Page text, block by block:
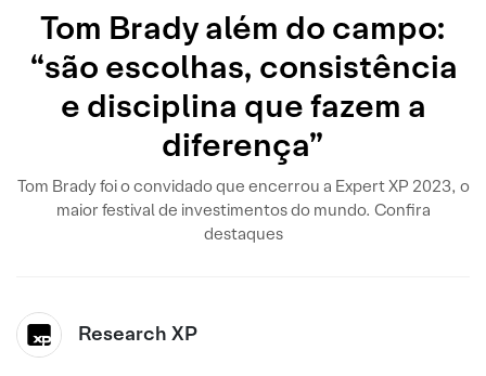
Tom Brady além do campo:
“são escolhas, consistência
e disciplina que fazem a
diferença”
Tom Brady foi o convidado que encerrou a Expert XP 2023, o
maior festival de investimentos do mundo. Confira
destaques
Research XP